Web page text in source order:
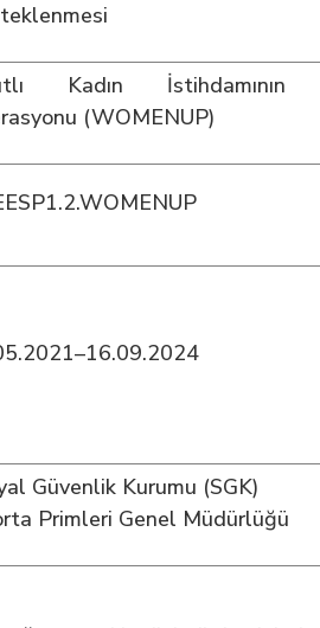
Kadın İstihdamının
(WOMENUP)
Güvenlik Kurumu (SGK)
Primleri Genel Müdürlüğü